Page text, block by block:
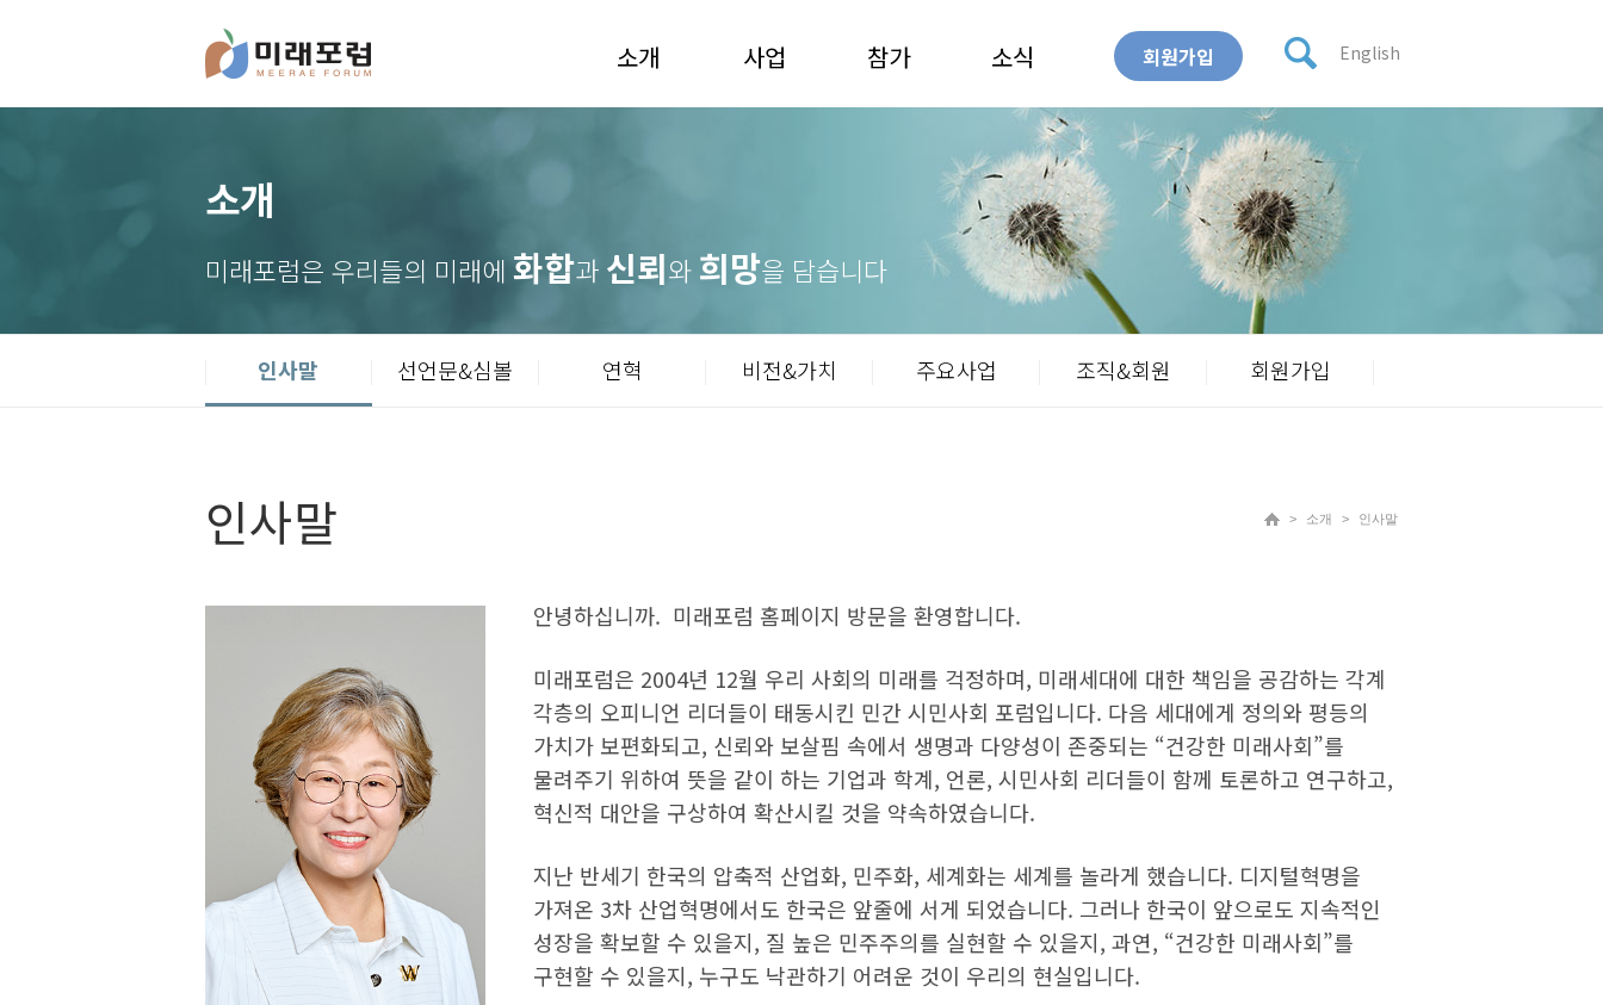
소개 사업 참가 소식 회원가입 English
소개
미래포럼은 우리들의 미래에 화합과 신뢰와 희망을 담습니다
인사말 선언문&심볼 연혁 비전&가치 주요사업 조직&회원 회원가입
인사말 소개 인사말
안녕하십니까. 미래포럼 홈페이지 방문을 환영합니다.
미래포럼은 2004년 12월 우리 사회의 미래를 걱정하며, 미래세대에 대한 책임을 공감하는 각계
각층의 오피니언 리더들이 태동시킨 민간 시민사회 포럼입니다. 다음 세대에게 정의와 평등의
가치가 보편화되고, 신뢰와 보살핌 속에서 생명과 다양성이 존중되는 “건강한 미래사회”를
물려주기 위하여 뜻을 같이 하는 기업과 학계, 언론, 시민사회 리더들이 함께 토론하고 연구하고,
혁신적 대안을 구상하여 확산시킬 것을 약속하였습니다.
지난 반세기 한국의 압축적 산업화, 민주화, 세계화는 세계를 놀라게 했습니다. 디지털혁명을
가져온 3차 산업혁명에서도 한국은 앞줄에 서게 되었습니다. 그러나 한국이 앞으로도 지속적인
성장을 확보할 수 있을지, 질 높은 민주주의를 실현할 수 있을지, 과연, “건강한 미래사회”를
구현할 수 있을지, 누구도 낙관하기 어려운 것이 우리의 현실입니다.